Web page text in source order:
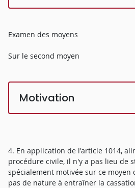
Examen des moyens
Sur le second moyen
Motivation
4. En application de l'article 1014,
procédure civile, il n'y a pas lieu de
spécialement motivée sur ce
pas de nature à entraîner la